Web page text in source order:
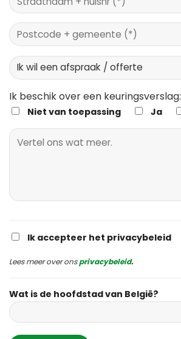
Ik beschik over een keuringsverslag:
Niet van toepassing Ja
Ik accepteer het privacybeleid
Lees meer over onsprivacybeleid.
Wat is de hoofdstad van België?